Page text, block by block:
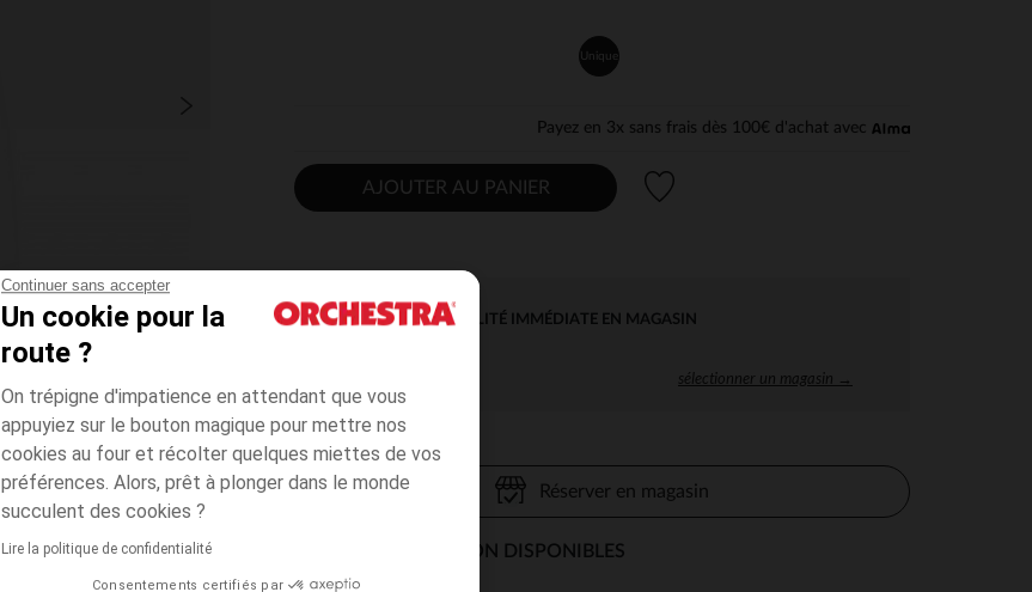
Continuer sans accepter
Un cookie pour la
route ?
On trépigne d'impatience en attendant que vous
appuyiez sur le bouton magique pour mettre nos
cookies au four et récolter quelques miettes de vos
préférences. Alors, prêt à plonger dans le monde
succulent des cookies ?
Lire la politique de confidentialité
Consentements certifiés par
Unique
Payez en 3x sans frais dès 100€ d'achat avec
AJOUTER AU PANIER
DISPONIBILITÉ IMMÉDIATE EN MAGASIN
sélectionner un magasin →
Réserver en magasin
MODES DE LIVRAISON DISPONIBLES